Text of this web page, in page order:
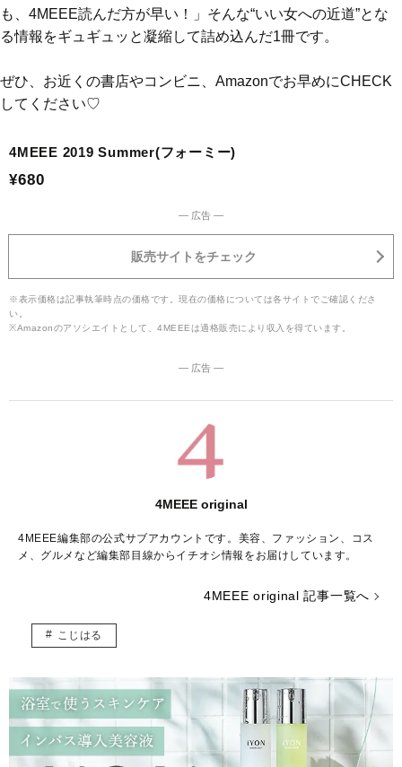
も、4MEEE読んだ方が早い！」そんな“いい女への近道”とな
る情報をギュギュッと凝縮して詰め込んだ1冊です。
ぜひ、お近くの書店やコンビニ、Amazonでお早めにCHECK
してください♡
4MEEE 2019 Summer(フォーミー)
¥680
― 広告 ―
販売サイトをチェック
※表示価格は記事執筆時点の価格です。現在の価格については各サイトでご確認くださ
い。
※Amazonのアソシエイトとして、4MEEEは適格販売により収入を得ています。
― 広告 ―
4MEEE original
4MEEE編集部の公式サブアカウントです。美容、ファッション、コス
メ、グルメなど編集部目線からイチオシ情報をお届けしています。
4MEEE original 記事一覧へ
こじはる